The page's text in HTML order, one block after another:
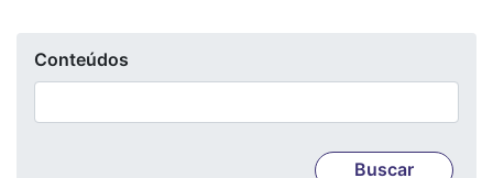
Conteúdos